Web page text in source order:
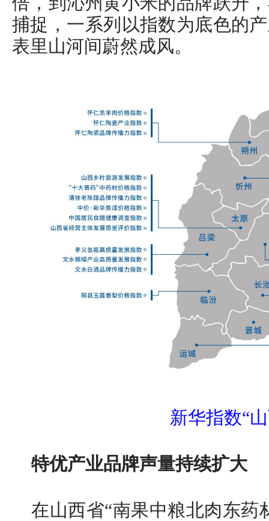
捕捉，一系列以指数为底色的
表里山河间蔚然成风。
新华指数“
特优产业品牌声量持续扩大
在山西省“南果中粮北肉东药